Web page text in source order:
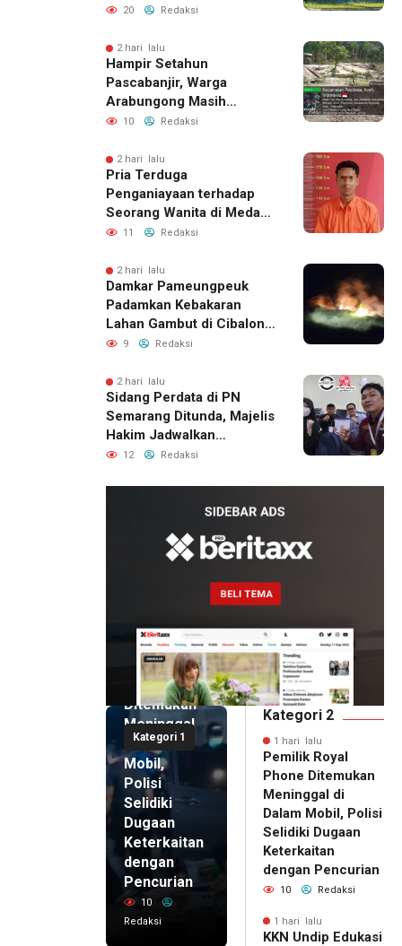
Tegaskan Proses
Jalur Resmi
20 Redaksi
2 hari lalu
Hampir Setahun
Pascabanjir, Warga
Arabungong Masih
Menunggu Bantuan
10 Redaksi
2 hari lalu
Pria Terduga
Penganiayaan terhadap
Seorang Wanita di Medan
Ditangkap Polisi
11 Redaksi
2 hari lalu
Damkar Pameungpeuk
Padamkan Kebakaran
Lahan Gambut di Cibalong,
Permukiman Warga
9 Redaksi
2 hari lalu
Sidang Perdata di PN
Semarang Ditunda, Majelis
Hakim Jadwalkan
Pemanggilan Ulang BPR
12 Redaksi
Kategori 1
1 hari lalu
Pemilik
Royal
Phone
Ditemukan
Meninggal
di Dalam
Mobil,
Polisi
Selidiki
Dugaan
Keterkaitan
dengan
Pencurian
10
Redaksi
Kategori 2
1 hari lalu
Pemilik Royal
Phone Ditemukan
Meninggal di
Dalam Mobil, Polisi
Selidiki Dugaan
Keterkaitan
dengan Pencurian
10 Redaksi
1 hari lalu
KKN Undip Edukasi